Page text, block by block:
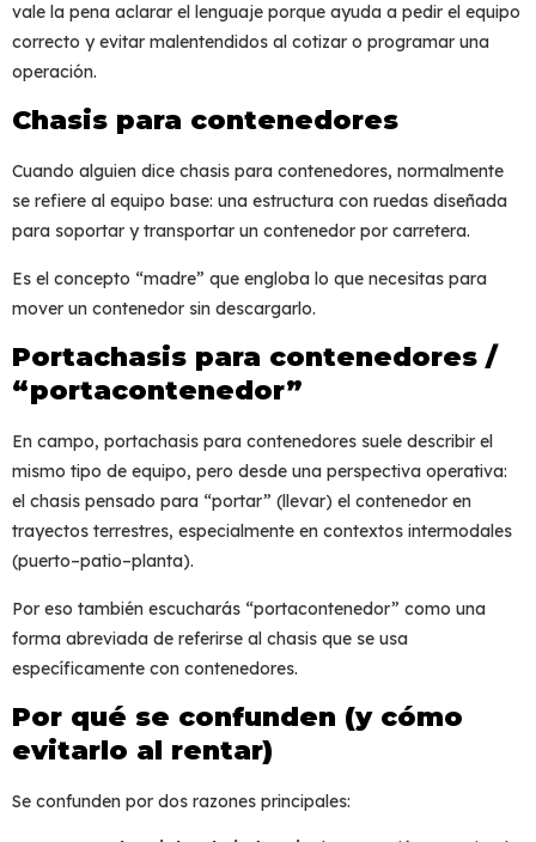
vale la pena aclarar el lenguaje porque ayuda a pedir el equipo
correcto y evitar malentendidos al cotizar o programar una
operación.
Chasis para contenedores
Cuando alguien dice chasis para contenedores, normalmente
se refiere al equipo base: una estructura con ruedas diseñada
para soportar y transportar un contenedor por carretera.
Es el concepto “madre” que engloba lo que necesitas para
mover un contenedor sin descargarlo.
Portachasis para contenedores /
“portacontenedor”
En campo, portachasis para contenedores suele describir el
mismo tipo de equipo, pero desde una perspectiva operativa:
el chasis pensado para “portar” (llevar) el contenedor en
trayectos terrestres, especialmente en contextos intermodales
(puerto–patio–planta).
Por eso también escucharás “portacontenedor” como una
forma abreviada de referirse al chasis que se usa
específicamente con contenedores.
Por qué se confunden (y cómo
evitarlo al rentar)
Se confunden por dos razones principales: